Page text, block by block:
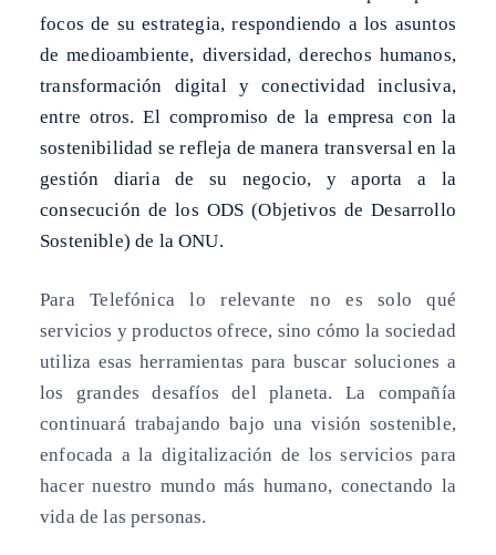
focos de su estrategia, respondiendo a los asuntos
de medioambiente, diversidad, derechos humanos,
transformación digital y conectividad inclusiva,
entre otros. El compromiso de la empresa con la
sostenibilidad se refleja de manera transversal en la
gestión diaria de su negocio, y aporta a la
consecución de los ODS (Objetivos de Desarrollo
Sostenible) de la ONU.
Para Telefónica lo relevante no es solo qué
servicios y productos ofrece, sino cómo la sociedad
utiliza esas herramientas para buscar soluciones a
los grandes desafíos del planeta. La compañía
continuará trabajando bajo una visión sostenible,
enfocada a la digitalización de los servicios para
hacer nuestro mundo más humano, conectando la
vida de las personas.